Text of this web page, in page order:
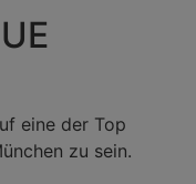
–
Ruhe für ein
eine der Top
zu sein.